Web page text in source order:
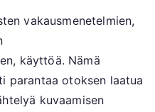
vakausmenetelmien,
käyttöä. Nämä
parantaa otoksen laatua
kuvaamisen